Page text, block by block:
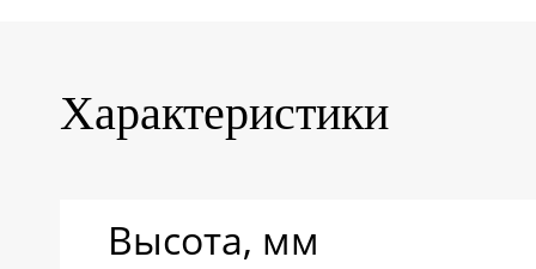
Характеристики
Высота, мм